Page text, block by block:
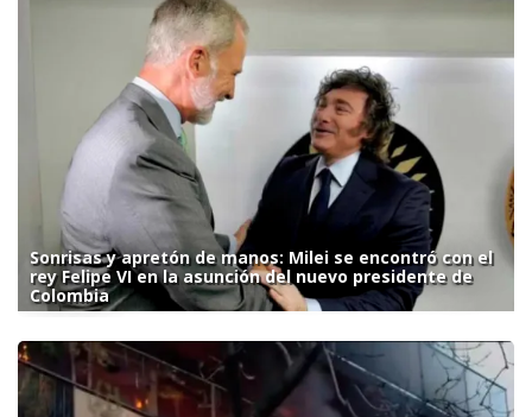
Sonrisas y apretón de manos: Milei se encontró con el
rey Felipe VI en la asunción del nuevo presidente de
Colombia